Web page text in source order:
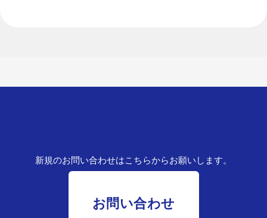
新規のお問い合わせはこちらからお願いします。
お問い合わせ